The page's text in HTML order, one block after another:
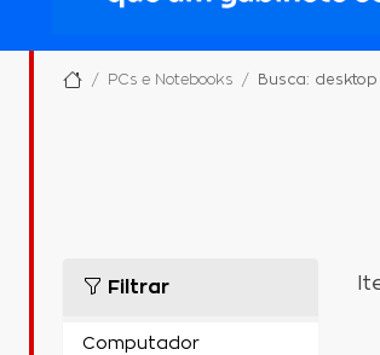
PCs e Notebooks Busca: desktop
Filtrar